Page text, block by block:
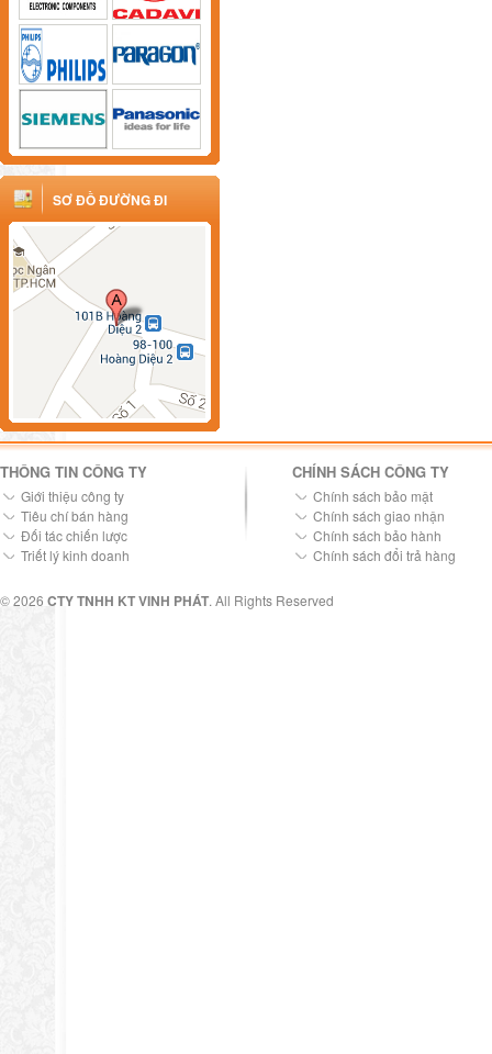
SƠ ĐỒ ĐƯỜNG ĐI
THÔNG TIN CÔNG TY
Giới thiệu công ty
Tiêu chí bán hàng
Đối tác chiến lược
Triết lý kinh doanh
CHÍNH SÁCH CÔNG TY
Chính sách bảo mật
Chính sách giao nhận
Chính sách bảo hành
Chính sách đổi trả hàng
© 2026 CTY TNHH KT VINH PHÁT. All Rights Reserved